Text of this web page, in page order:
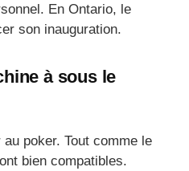
En Ontario, le
son inauguration.
à sous le
poker. Tout comme le
bien compatibles.